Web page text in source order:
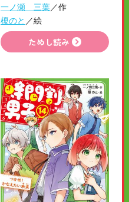
一ノ瀬 三葉／作
榎のと ／絵
ためし読み